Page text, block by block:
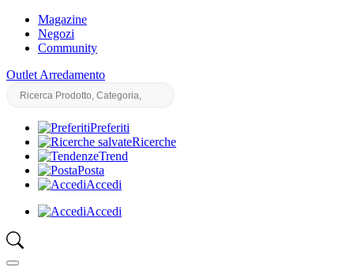
Magazine
Negozi
Community
Outlet Arredamento
Preferiti
Ricerche
Trend
Posta
Accedi
Accedi